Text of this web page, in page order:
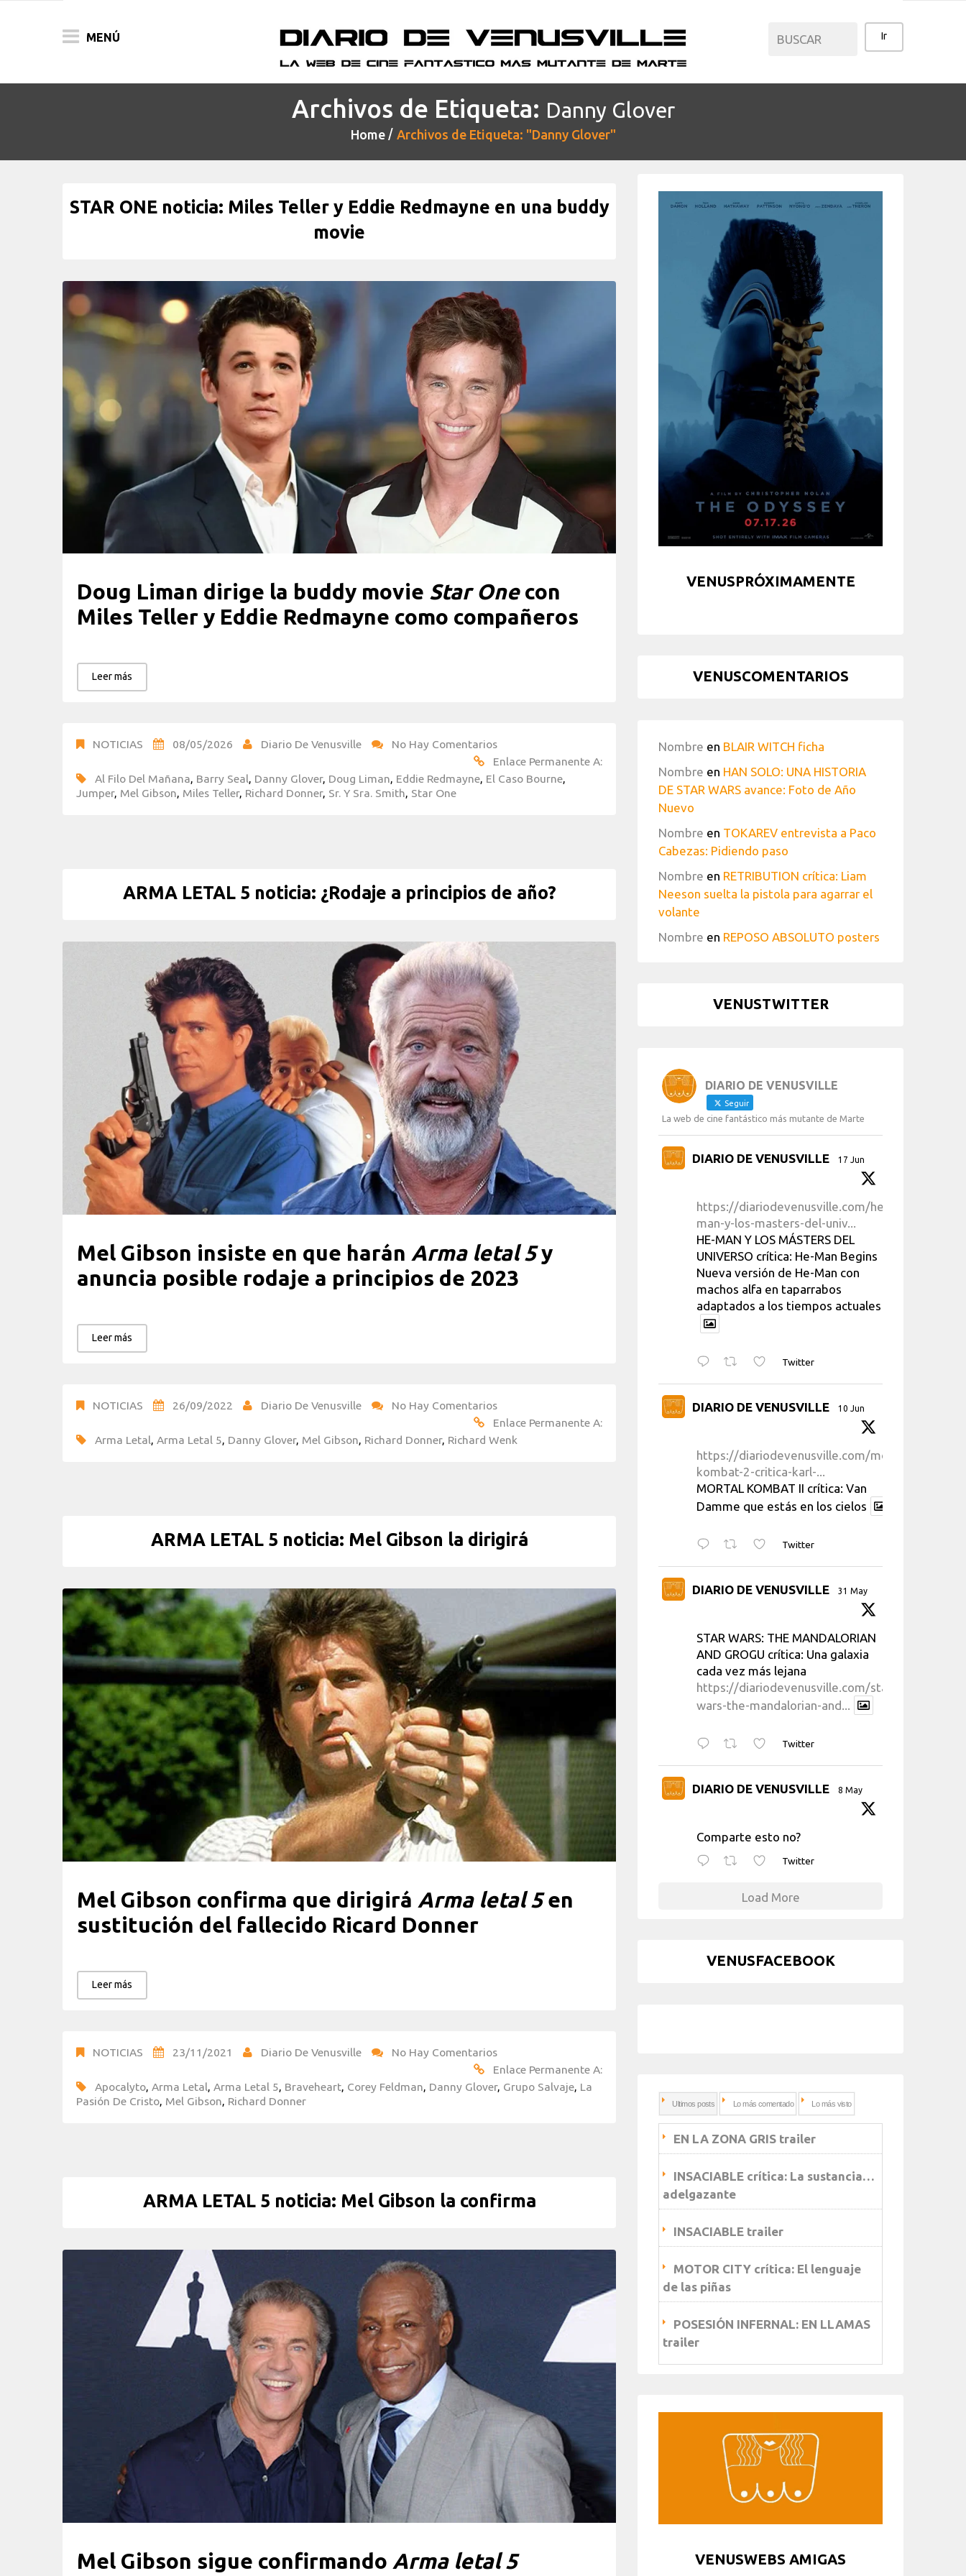
MENÚ
Archivos de Etiqueta: Danny Glover
Home Archivos de Etiqueta: "Danny Glover"
STAR ONE noticia: Miles Teller y Eddie Redmayne en una buddy
movie
Doug Liman dirige la buddy movie Star Onecon
Miles Teller y Eddie Redmayne como compañeros
Leer más
NOTICIAS 08/05/2026 Diario De Venusville
No Hay Comentarios
Enlace Permanente A:
Al Filo Del Mañana, Barry Seal, Danny Glover, Doug Liman, Eddie Redmayne, El Caso Bourne,
Jumper, Mel Gibson, Miles Teller, Richard Donner, Sr. Y Sra. Smith, Star One
ARMA LETAL 5 noticia: ¿Rodaje a principios de año?
Mel Gibson insiste en que harán Arma letal 5y
anuncia posible rodaje a principios de 2023
Leer más
NOTICIAS 26/09/2022 Diario De Venusville
No Hay Comentarios
Enlace Permanente A:
Arma Letal, Arma Letal 5, Danny Glover, Mel Gibson, Richard Donner, Richard Wenk
ARMA LETAL 5 noticia: Mel Gibson la dirigirá
Mel Gibson confirma que dirigirá Arma letal 5en
sustitución del fallecido Ricard Donner
Leer más
NOTICIAS 23/11/2021 Diario De Venusville
No Hay Comentarios
Enlace Permanente A:
Apocalyto Arma Letal Arma Letal 5 Braveheart Corey Feldman Danny Glover, Grupo Salvaje La
Pasión De Cristo Mel Gibson Richard Donner
ARMA LETAL 5 noticia: Mel Gibson la confirma
Mel Gibson sigue confirmando Arma letal 5
VENUSPRÓXIMAMENTE
VENUSCOMENTARIOS
Nombre en BLAIR WITCH ficha
Nombre en HAN SOLO: UNA HISTORIA
DE STAR WARS avance: Foto de Año
Nuevo
Nombre en TOKAREV entrevista a Paco
Cabezas: Pidiendo paso
Nombre en RETRIBUTION crítica: Liam
Neeson suelta la pistola para agarrar el
volante
Nombre en REPOSO ABSOLUTO posters
VENUSTWITTER
DIARIO DE VENUSVILLE
Seguir
La web de cine fantástico más mutante de Marte
DIARIO DE VENUSVILLE 17 Jun
https://diariodevenusville.com/he-
man-y-los-masters-del-univ...
HE-MAN Y LOS MÁSTERS DEL
UNIVERSO crítica: He-Man Begins
Nueva versión de He-Man con
machos alfa en taparrabos
adaptados a los tiempos actuales
Twitter
DIARIO DE VENUSVILLE 10 Jun
https://diariodevenusville.com/mortal-
kombat-2-critica-karl-...
MORTAL KOMBAT II crítica: Van
Damme que estás en los cielos
Twitter
DIARIO DE VENUSVILLE 31 May
STAR WARS: THE MANDALORIAN
AND GROGU crítica: Una galaxia
cada vez más lejana
https://diariodevenusville.com/star-
wars-the-mandalorian-and...
Twitter
DIARIO DE VENUSVILLE 8 May
Comparte esto no?
Twitter
Load More
VENUSFACEBOOK
Ultimos posts Lo más comentado Lo más visto
EN LA ZONA GRIS trailer
INSACIABLE crítica: La sustancia…
adelgazante
INSACIABLE trailer
MOTOR CITY crítica: El lenguaje
de las piñas
POSESIÓN INFERNAL: EN LLAMAS
trailer
VENUSWEBS AMIGAS
FESTIVALES